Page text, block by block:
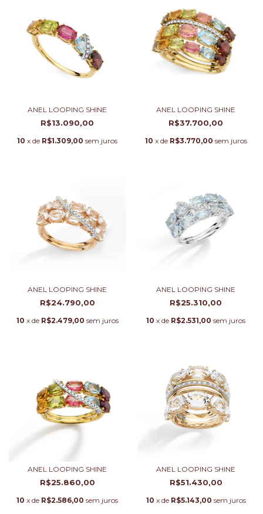
ANEL LOOPING SHINE
R$13.090,00
10 x de R$1.309,00 sem juros
ANEL LOOPING SHINE
R$37.700,00
10 x de R$3.770,00 sem juros
ANEL LOOPING SHINE
R$24.790,00
10 x de R$2.479,00 sem juros
ANEL LOOPING SHINE
R$25.310,00
10 x de R$2.531,00 sem juros
ANEL LOOPING SHINE
R$25.860,00
10 x de R$2.586,00 sem juros
ANEL LOOPING SHINE
R$51.430,00
10 x de R$5.143,00 sem juros